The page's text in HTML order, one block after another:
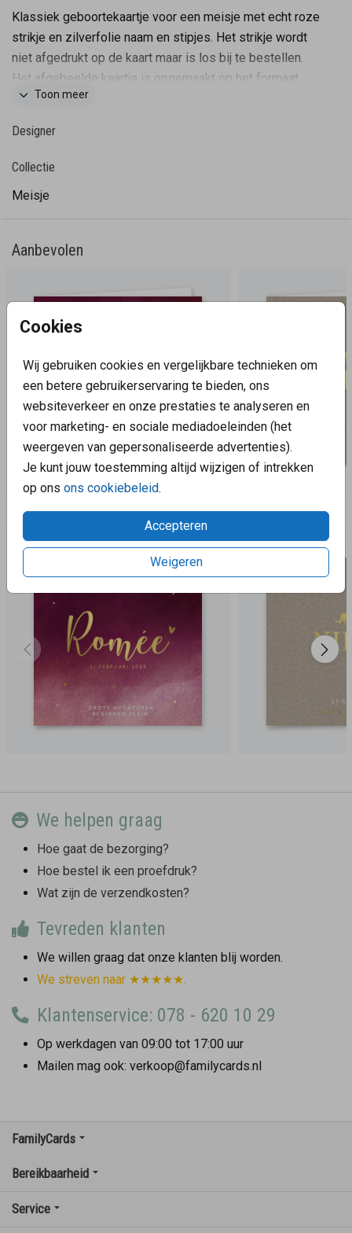
Cookies
Wij gebruiken cookies en vergelijkbare technieken om
een betere gebruikerservaring te bieden, ons
websiteverkeer en onze prestaties te analyseren en
voor marketing- en sociale mediadoeleinden (het
weergeven van gepersonaliseerde advertenties).
Je kunt jouw toestemming altijd wijzigen of intrekken
op ons ons cookiebeleid.
Accepteren
Weigeren
Klassiek geboortekaartje voor een meisje met echt roze
strikje en zilverfolie naam en stipjes. Het strikje wordt
niet afgedrukt op de kaart maar is los bij te bestellen.
Het afgebeelde kaartje is opgemaakt op het formaat
11x11cm. Het afgebeelde strikje is op dit formaat 1:1
en zo dus gemakkelijk te bevestigen. Tevens zijn de
kleuren van dit kaartje gemakkelijk aan te passen en zo
Deze kaart heeft een langere verzendtijd: voor 18.00 uur
Minimale bestelhoeveelheid: 5 stuks.
Toon meer
Designer
Collectie
Meisje
Aanbevolen
Aanbevolen
We helpen graag
Hoe gaat de bezorging?
Hoe bestel ik een proefdruk?
Wat zijn de verzendkosten?
Tevreden klanten
We willen graag dat onze klanten blij worden.
We streven naar ★★★★★.
Klantenservice: 078 - 620 10 29
Op werkdagen van 09:00 tot 17:00 uur
Mailen mag ook: verkoop@familycards.nl
FamilyCards
Bereikbaarheid
Service